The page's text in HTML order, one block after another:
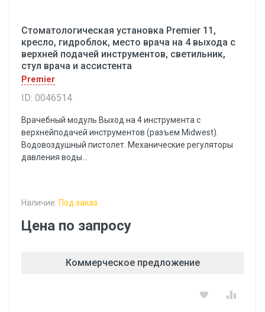
Стоматологическая установка Premier 11,
кресло, гидроблок, место врача на 4 выхода с
верхней подачей инструментов, светильник,
стул врача и ассистента
Premier
ID: 0046514
Врачебный модуль Выход на 4 инструмента с
верхнейподачей инструментов (разъем Midwest).
Водовоздушный пистолет. Механические регуляторы
давления воды...
Наличие: Под заказ
Цена по запросу
Коммерческое предложение